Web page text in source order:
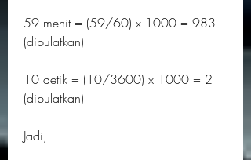
59 menit = (59/60) x 1000 = 983
(dibulatkan)
10 detik = (10/3600) x 1000 = 2
(dibulatkan)
Jadi,